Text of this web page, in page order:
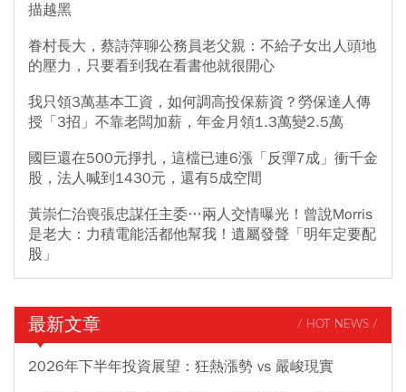
描越黑
眷村長大，蔡詩萍聊公務員老父親：不給子女出人頭地
的壓力，只要看到我在看書他就很開心
我只領3萬基本工資，如何調高投保薪資？勞保達人傳
授「3招」不靠老闆加薪，年金月領1.3萬變2.5萬
國巨還在500元掙扎，這檔已連6漲「反彈7成」衝千金
股，法人喊到1430元，還有5成空間
黃崇仁治喪張忠謀任主委…兩人交情曝光！曾說Morris
是老大：力積電能活都他幫我！遺屬發聲「明年定要配
股」
最新文章 / HOT NEWS /
2026年下半年投資展望：狂熱漲勢 vs 嚴峻現實